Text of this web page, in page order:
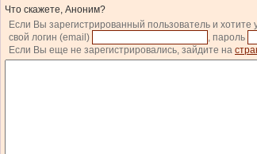
Что скажете, Аноним?
Если Вы зарегистрированный пользователь и хотите
свой логин (email)
, пароль
Если Вы еще не зарегистрировались, зайдите на